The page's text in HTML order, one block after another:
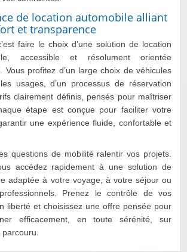
de location automobile alliant
et transparence
faire le choix d’une solution de location
accessible et résolument orientée
Vous profitez d’un large choix de véhicules
usages, d’un processus de réservation
clairement définis, pensés pour maîtriser
étape est conçue pour faciliter votre
une expérience fluide, confortable et
questions de mobilité ralentir vos projets.
accédez rapidement à une solution de
adaptée à votre voyage, à votre séjour ou
Prenez le contrôle de vos
liberté et choisissez une offre pensée pour
efficacement, en toute sérénité, sur
parcouru.